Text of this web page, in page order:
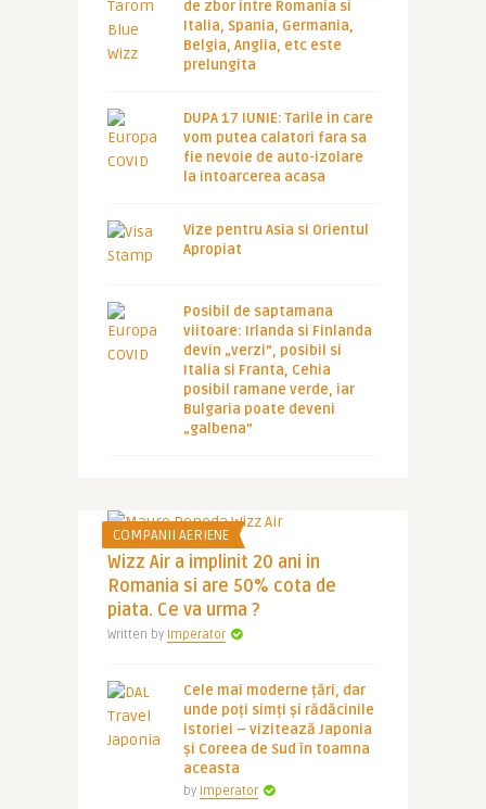
de zbor intre Romania si
Italia, Spania, Germania,
Belgia, Anglia, etc este
prelungita
DUPA 17 IUNIE: Tarile in care
vom putea calatori fara sa
fie nevoie de auto-izolare
la intoarcerea acasa
Vize pentru Asia si Orientul
Apropiat
Posibil de saptamana
viitoare: Irlanda si Finlanda
devin „verzi”, posibil si
Italia si Franta, Cehia
posibil ramane verde, iar
Bulgaria poate deveni
„galbena”
COMPANII AERIENE
Wizz Air a implinit 20 ani in
Romania si are 50% cota de
piata. Ce va urma ?
Written by Imperator
Cele mai moderne țări, dar
unde poți simți și rădăcinile
istoriei – vizitează Japonia
și Coreea de Sud în toamna
aceasta
by Imperator